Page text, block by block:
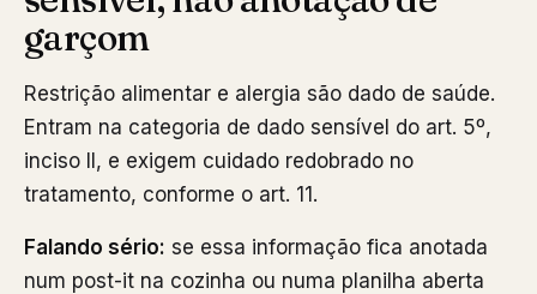
garçom
Restrição alimentar e alergia são dado de saúde.
Entram na categoria de dado sensível do art. 5º,
inciso II, e exigem cuidado redobrado no
tratamento, conforme o art. 11.
Falando sério: se essa informação fica anotada
num post-it na cozinha ou numa planilha aberta